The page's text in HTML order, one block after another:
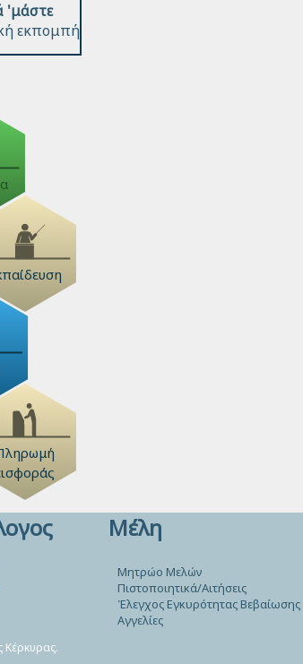
'μάστε
εκπομπή
Μέλη
Μητρώο Μελών
Πιστοποιητικά/Αιτήσεις
Έλεγχος Εγκυρότητας Βεβαίωσης
Αγγελίες
Κέρκυρας.